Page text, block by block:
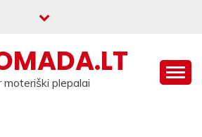
moteriški plepalai